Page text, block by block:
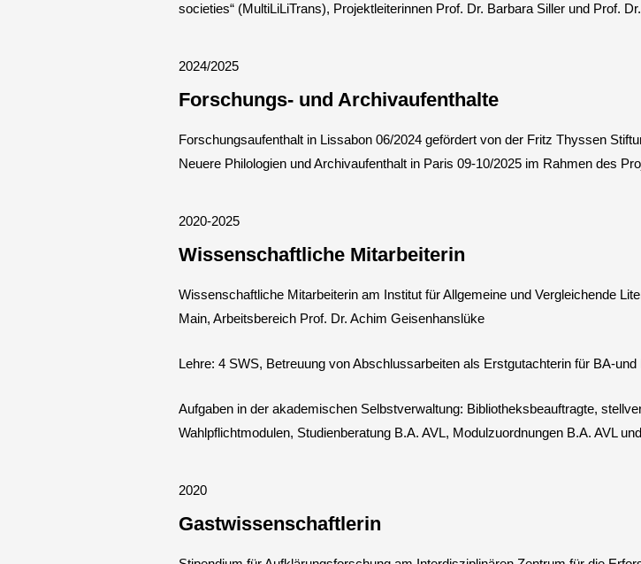
societies“ (MultiLiLiTrans), Projektleiterinnen Prof. Dr. Barbara Siller und Prof.
2024/2025
Forschungs- und Archivaufenthalte
Forschungsaufenthalt in Lissabon 06/2024 gefördert von der Fritz Thyssen
Neuere Philologien und Archivaufenthalt in Paris 09-10/2025 im Rahmen des
2020-2025
Wissenschaftliche Mitarbeiterin
Wissenschaftliche Mitarbeiterin am Institut für Allgemeine und Vergleichende
Main, Arbeitsbereich Prof. Dr. Achim Geisenhanslüke
Lehre: 4 SWS, Betreuung von Abschlussarbeiten als Erstgutachterin für BA-
Aufgaben in der akademischen Selbstverwaltung: Bibliotheksbeauftragte,
Wahlpflichtmodulen, Studienberatung B.A. AVL, Modulzuordnungen B.A. AVL
2020
Gastwissenschaftlerin